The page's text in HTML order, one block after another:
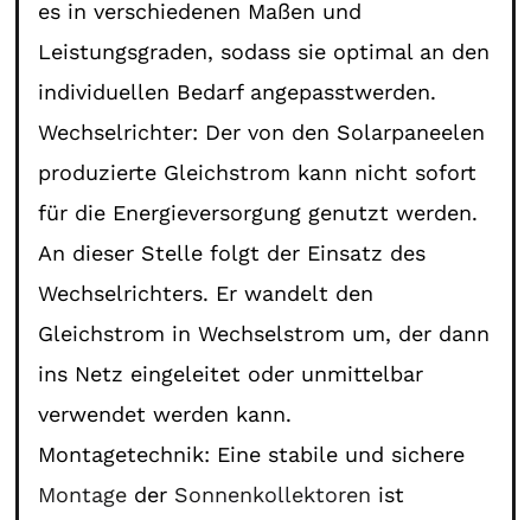
es in verschiedenen Maßen und
Leistungsgraden, sodass sie optimal an den
individuellen Bedarf angepasstwerden.
Wechselrichter: Der von den Solarpaneelen
produzierte Gleichstrom kann nicht sofort
für die Energieversorgung genutzt werden.
An dieser Stelle folgt der Einsatz des
Wechselrichters. Er wandelt den
Gleichstrom in Wechselstrom um, der dann
ins Netz eingeleitet oder unmittelbar
verwendet werden kann.
Montagetechnik: Eine stabile und sichere
Montage der Sonnenkollektoren ist